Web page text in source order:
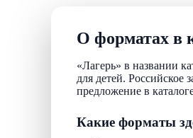
О форматах в
«Лагерь» в названии
для детей. Российское
предложение в
Какие форматы